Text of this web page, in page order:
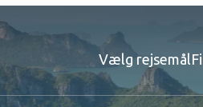
Vælg rejsemål